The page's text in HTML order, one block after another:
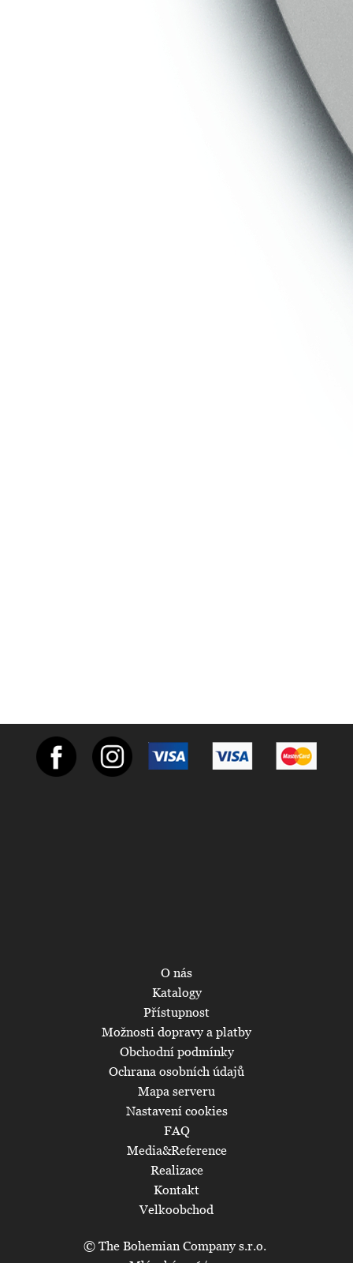
© The Bohemian Company s.r.o.
O nás
Katalogy
Přístupnost
Možnosti dopravy a platby
Obchodní podmínky
Ochrana osobních údajů
Mapa serveru
Nastavení cookies
FAQ
Media&Reference
Realizace
Kontakt
Velkoobchod